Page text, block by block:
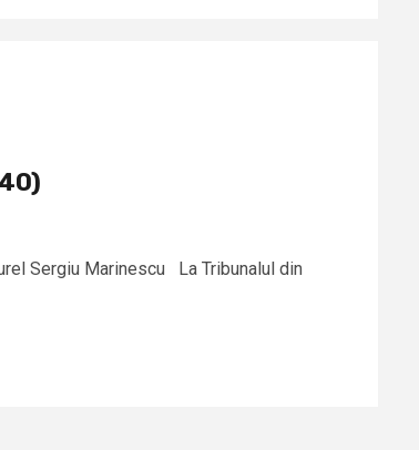
Sergiu Marinescu La Tribunalul din